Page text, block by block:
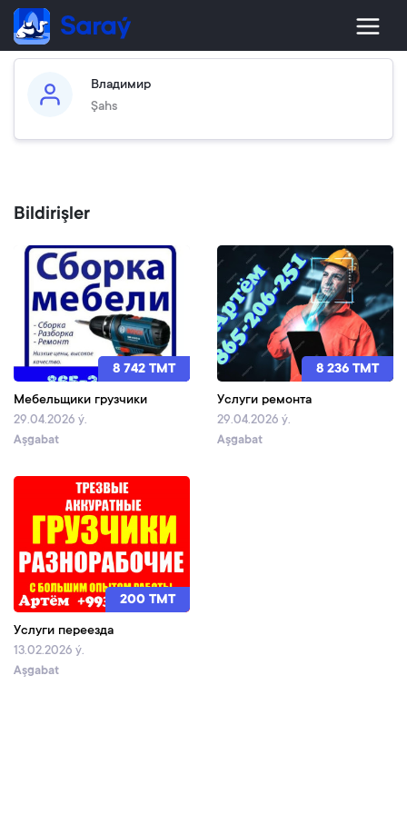
Владимир
Şahs
Bildirişler
8 742 TMT
Мебельщики грузчики
29.04.2026 ý.
Aşgabat
8 236 TMT
Услуги ремонта
29.04.2026 ý.
Aşgabat
200 TMT
Услуги переезда
13.02.2026 ý.
Aşgabat